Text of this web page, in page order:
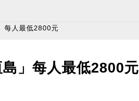
每人最低2800元
」每人最低2800元